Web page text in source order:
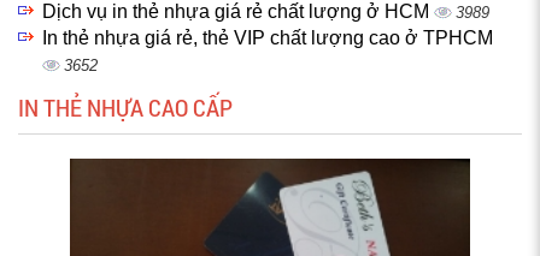
Dịch vụ in thẻ nhựa giá rẻ chất lượng ở HCM 3989
In thẻ nhựa giá rẻ, thẻ VIP chất lượng cao ở TPHCM
3652
IN THẺ NHỰA CAO CẤP